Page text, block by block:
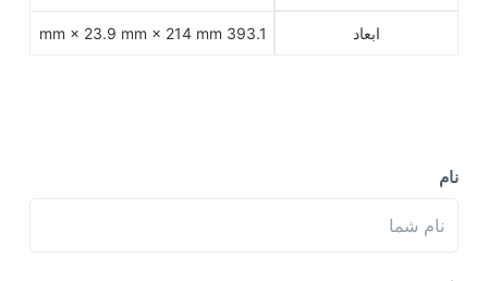
ابعاد 393.1 mm × 23.9 mm × 214 mm
نام